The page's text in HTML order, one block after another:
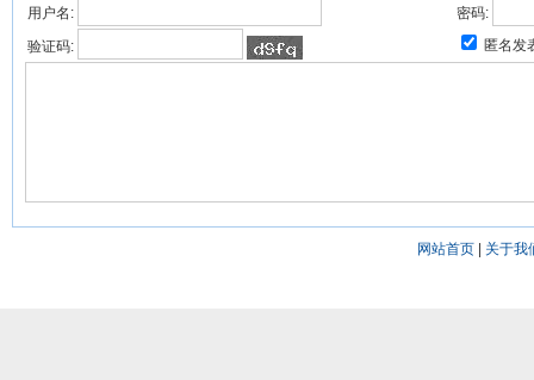
用户名:
密码:
验证码:
匿名发
网站首页| 关于我